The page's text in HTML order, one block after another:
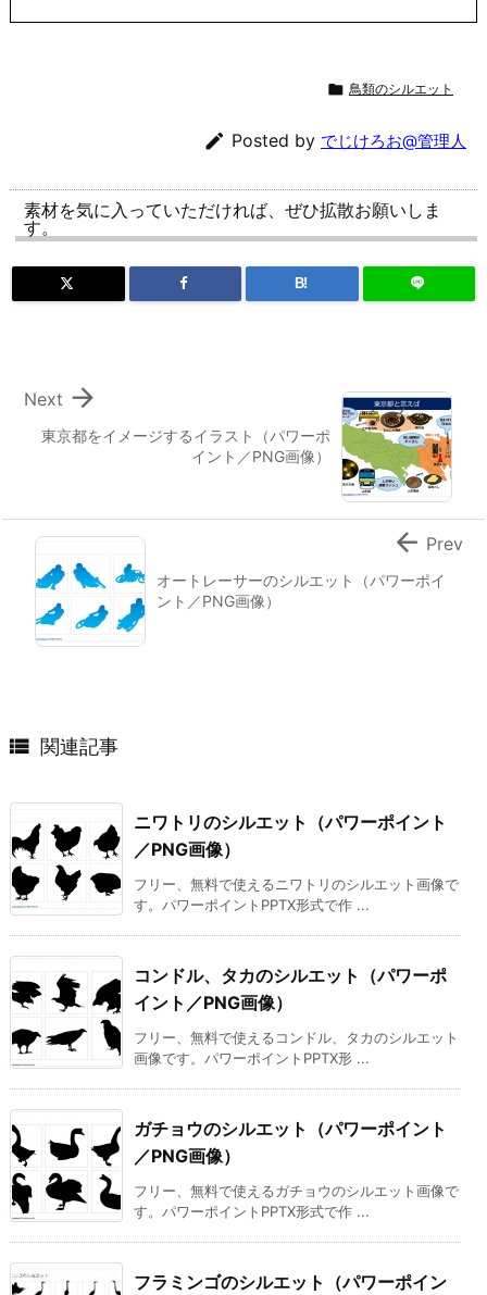
 鳥類のシルエット
 Posted by でじけろお@管理人
素材を気に入っていただければ、ぜひ拡散お願いしま
す。
B!
東京都をイメージするイラスト（パワーポ
イント／PNG画像）

Next
オートレーサーのシルエット（パワーポイ
ント／PNG画像）
 Prev
 関連記事
ニワトリのシルエット（パワーポイント
／PNG画像）
フリー、無料で使えるニワトリのシルエット画像で
す。パワーポイントPPTX形式で作 ...
コンドル、タカのシルエット（パワーポ
イント／PNG画像）
フリー、無料で使えるコンドル、タカのシルエット
画像です。パワーポイントPPTX形 ...
ガチョウのシルエット（パワーポイント
／PNG画像）
フリー、無料で使えるガチョウのシルエット画像で
す。パワーポイントPPTX形式で作 ...
フラミンゴのシルエット（パワーポイン